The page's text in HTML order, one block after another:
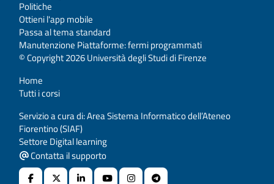
Politiche
Ottieni l'app mobile
Passa al tema standard
Manutenzione Piattaforme: fermi programmati
© Copyright 2026 Università degli Studi di Firenze
Home
Tutti i corsi
Servizio a cura di: Area Sistema Informatico dell’Ateneo
Fiorentino (SIAF)
Settore Digital learning
Contatta il supporto